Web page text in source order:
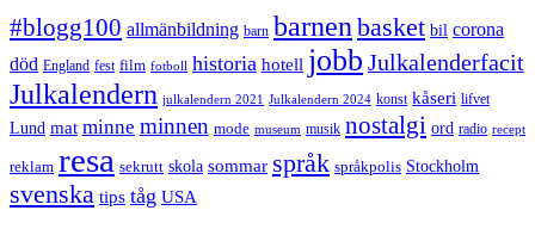
#blogg100 allmänbildning barn barnen basket bil corona
död England fest film fotboll historia hotell jobb Julkalenderfacit
Julkalendern julkalendern 2021 Julkalendern 2024 konst kåseri lifvet
Lund mat minne minnen mode museum musik nostalgi ord radio recept
reklam resa sekrutt skola sommar språk språkpolis Stockholm
svenska tips tåg USA